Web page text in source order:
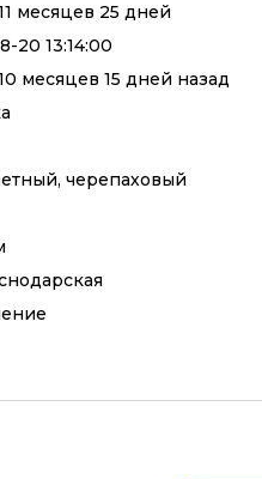
месяцев 25 дней
20 13:14:00
месяцев 15 дней назад
черепаховый